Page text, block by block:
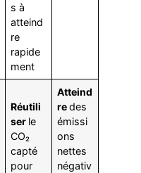
s à
atteind
re
rapide
ment
Réutili
ser le
CO₂
capté
pour
Atteind
redes
émissi
ons
nettes
négativ